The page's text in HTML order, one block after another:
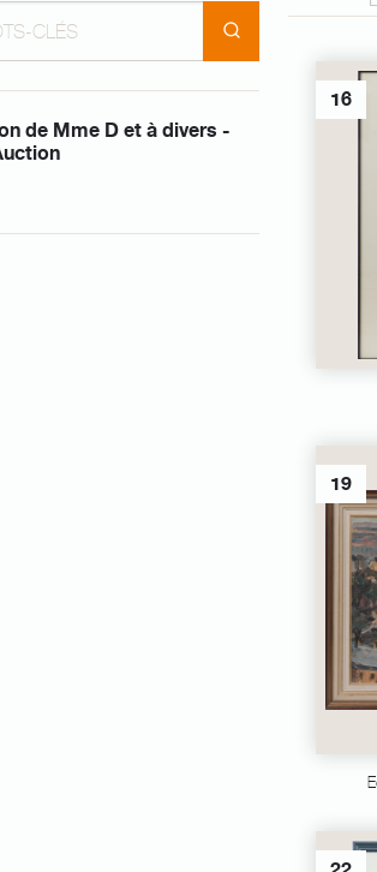
de Mme D et à divers -
16
19